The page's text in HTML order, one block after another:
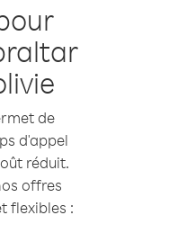
de
d'appel
réduit.
offres
flexibles :